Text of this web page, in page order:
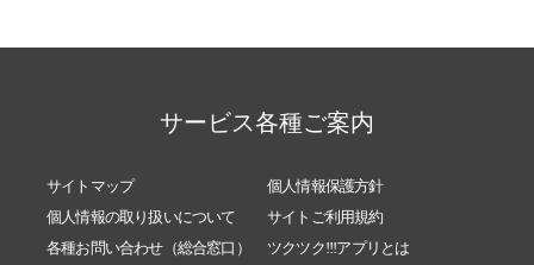
サービス各種ご案内
サイトマップ
個人情報保護方針
個人情報の取り扱いについて
サイトご利用規約
各種お問い合わせ（総合窓口）
ツクツク!!!アプリとは